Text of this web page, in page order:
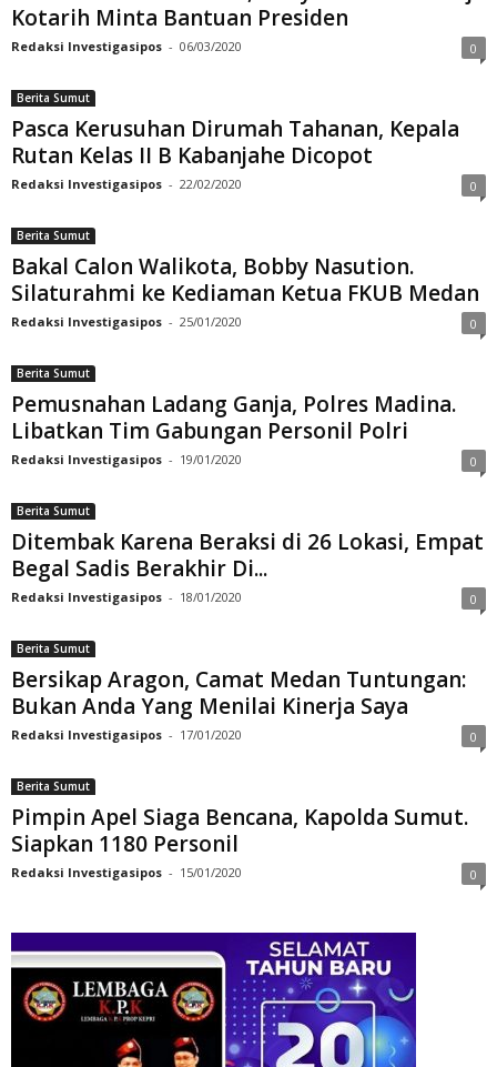
Kotarih Minta Bantuan Presiden
Redaksi Investigasipos - 06/03/2020 0
Berita Sumut
Pasca Kerusuhan Dirumah Tahanan, Kepala
Rutan Kelas II B Kabanjahe Dicopot
Redaksi Investigasipos - 22/02/2020 0
Berita Sumut
Bakal Calon Walikota, Bobby Nasution.
Silaturahmi ke Kediaman Ketua FKUB Medan
Redaksi Investigasipos - 25/01/2020 0
Berita Sumut
Pemusnahan Ladang Ganja, Polres Madina.
Libatkan Tim Gabungan Personil Polri
Redaksi Investigasipos - 19/01/2020 0
Berita Sumut
Ditembak Karena Beraksi di 26 Lokasi, Empat
Begal Sadis Berakhir Di...
Redaksi Investigasipos - 18/01/2020 0
Berita Sumut
Bersikap Aragon, Camat Medan Tuntungan:
Bukan Anda Yang Menilai Kinerja Saya
Redaksi Investigasipos - 17/01/2020 0
Berita Sumut
Pimpin Apel Siaga Bencana, Kapolda Sumut.
Siapkan 1180 Personil
Redaksi Investigasipos - 15/01/2020 0